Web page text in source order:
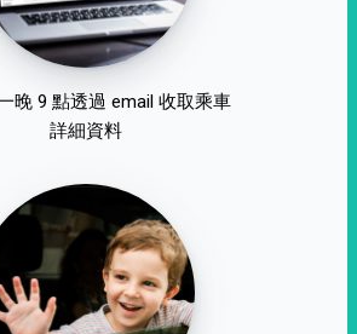
晚 9 點透過 email 收取乘車
詳細資料